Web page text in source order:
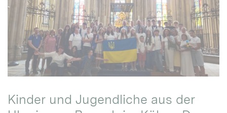
Kinder und Jugendliche aus der